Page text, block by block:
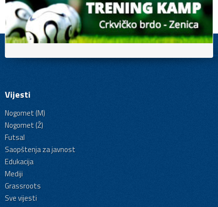
Vijesti
Nogomet (M)
Nogomet (Ž)
Futsal
Saopštenja za javnost
Edukacija
Mediji
Grassroots
Sve vijesti